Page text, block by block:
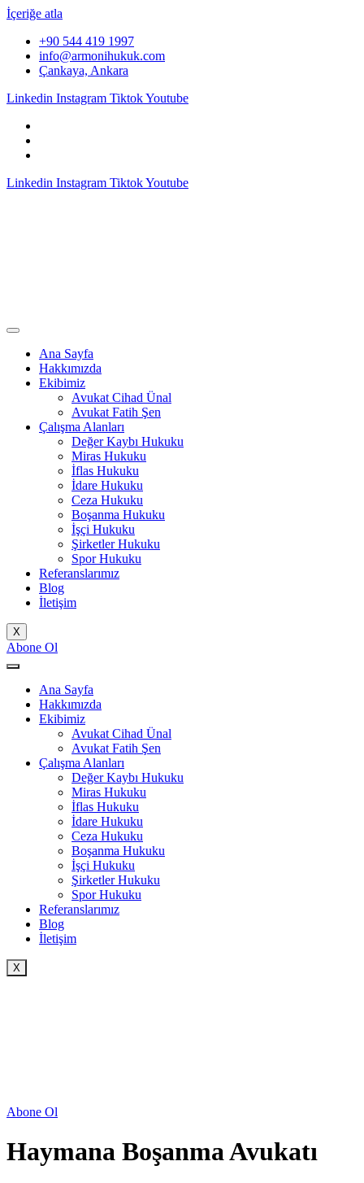
İçeriğe atla
+90 544 419 1997
info@armonihukuk.com
Çankaya, Ankara
Linkedin Instagram TiktokYoutube
Linkedin Instagram TiktokYoutube
Ana Sayfa
Hakkımızda
Ekibimiz
Avukat Cihad Ünal
Avukat Fatih Şen
Çalışma Alanları
Değer Kaybı Hukuku
Miras Hukuku
İflas Hukuku
İdare Hukuku
Ceza Hukuku
Boşanma Hukuku
İşçi Hukuku
Şirketler Hukuku
Spor Hukuku
Referanslarımız
Blog
İletişim
X
Abone Ol
Ana Sayfa
Hakkımızda
Ekibimiz
Avukat Cihad Ünal
Avukat Fatih Şen
Çalışma Alanları
Değer Kaybı Hukuku
Miras Hukuku
İflas Hukuku
İdare Hukuku
Ceza Hukuku
Boşanma Hukuku
İşçi Hukuku
Şirketler Hukuku
Spor Hukuku
Referanslarımız
Blog
İletişim
X
Abone Ol
Haymana Boşanma Avukatı